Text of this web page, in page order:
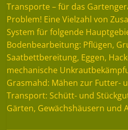
Transporte – für das
Problem! Eine Vielzahl von
System für folgende
Bodenbearbeitung: Pflügen,
Saatbettbereitung, Eggen,
mechanische
Grasmahd: Mähen zur Futter-
Transport: Schütt- und
Gärten, Gewächshäusern und